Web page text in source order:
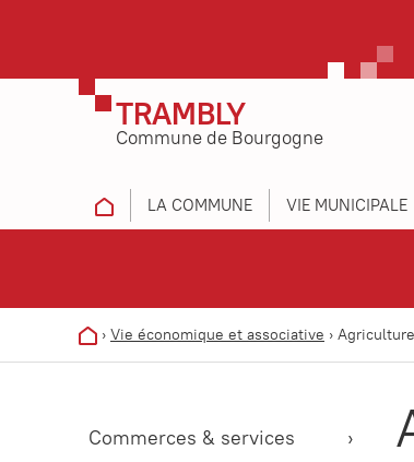
TRAMBLY
Commune de Bourgogne
LA COMMUNE VIE MUNICIPALE
› Vie économique et associative ›
Commerces & services